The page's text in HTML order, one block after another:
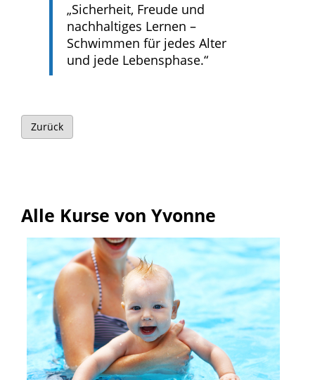
„Sicherheit, Freude und
nachhaltiges Lernen –
Schwimmen für jedes Alter
und jede Lebensphase.“
Zurück
Alle Kurse von Yvonne